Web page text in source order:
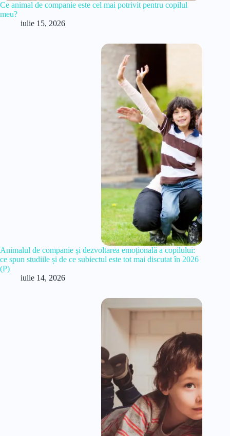
Ce animal de companie este cel mai potrivit pentru copilul
meu?
iulie 15, 2026
Animalul de companie și dezvoltarea emoțională a copilului:
ce spun studiile și de ce subiectul este tot mai discutat în 2026
(P)
iulie 14, 2026